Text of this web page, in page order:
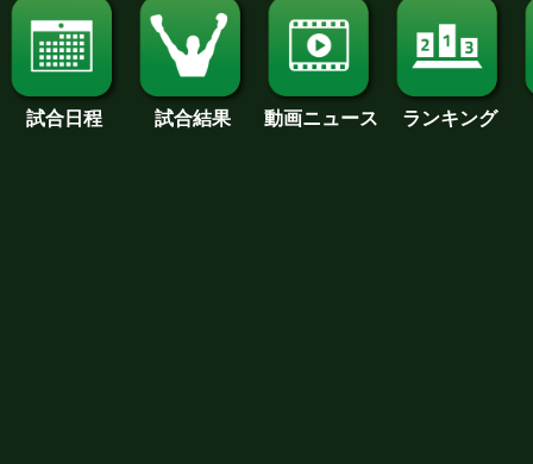
試合日程 試合結果 動画ニュース ランキング